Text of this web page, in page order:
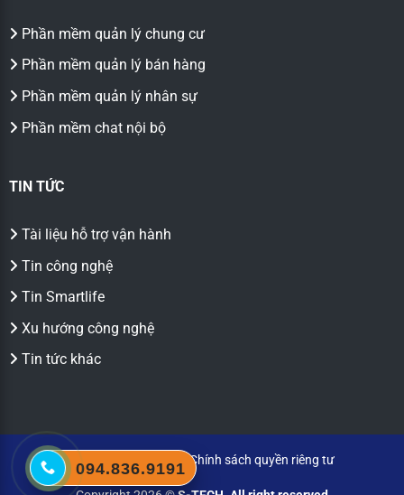
Phần mềm quản lý chung cư
Phần mềm quản lý bán hàng
Phần mềm quản lý nhân sự
Phần mềm chat nội bộ
TIN TỨC
Tài liệu hỗ trợ vận hành
Tin công nghệ
Tin Smartlife
Xu hướng công nghệ
Tin tức khác
Chính sách bảo mật| Chính sách quyền riêng tư
094.836.9191